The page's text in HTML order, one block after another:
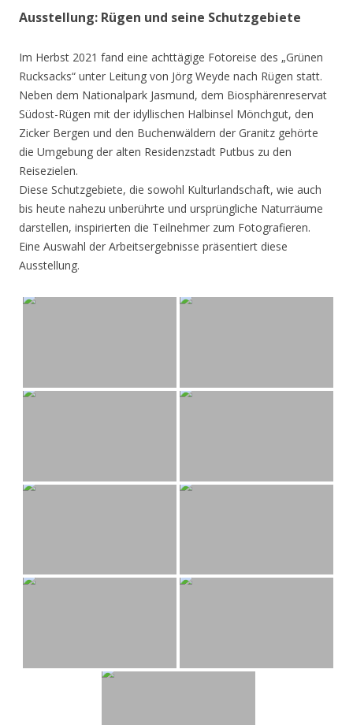
Ausstellung: Rügen und seine Schutzgebiete
Im Herbst 2021 fand eine achttägige Fotoreise des „Grünen
Rucksacks“ unter Leitung von Jörg Weyde nach Rügen statt.
Neben dem Nationalpark Jasmund, dem Biosphärenreservat
Südost-Rügen mit der idyllischen Halbinsel Mönchgut, den
Zicker Bergen und den Buchenwäldern der Granitz gehörte
die Umgebung der alten Residenzstadt Putbus zu den
Reisezielen.
Diese Schutzgebiete, die sowohl Kulturlandschaft, wie auch
bis heute nahezu unberührte und ursprüngliche Naturräume
darstellen, inspirierten die Teilnehmer zum Fotografieren.
Eine Auswahl der Arbeitsergebnisse präsentiert diese
Ausstellung.